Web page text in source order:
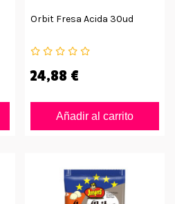
Orbit Fresa Acida 30ud
24,88 €
Añadir al carrito